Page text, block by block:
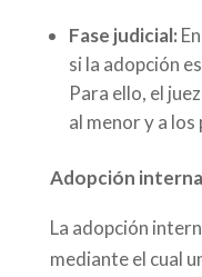
Fase judicial:
si la adopción
Para ello, el
al menor y a
Adopción
La adopción
mediante el cual